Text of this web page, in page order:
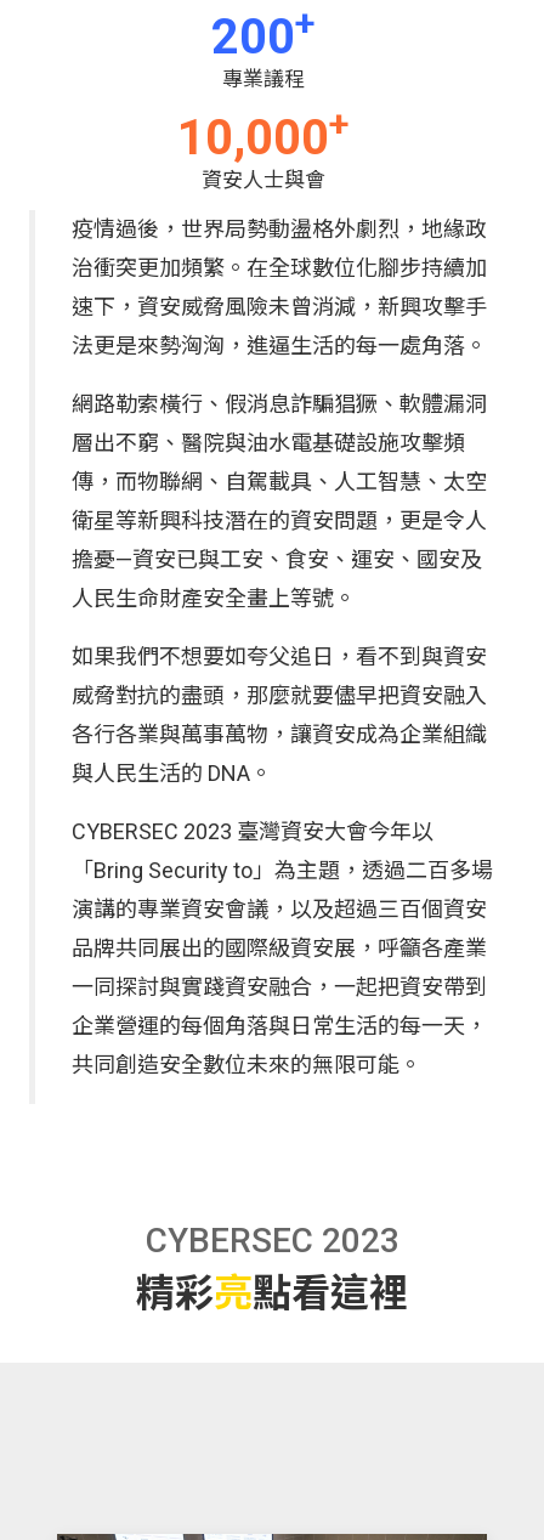
200+
專業議程
10,000+
資安人士與會
疫情過後，世界局勢動盪格外劇烈，地緣政
治衝突更加頻繁。在全球數位化腳步持續加
速下，資安威脅風險未曾消減，新興攻擊手
法更是來勢洶洶，進逼生活的每一處角落。
網路勒索橫行、假消息詐騙猖獗、軟體漏洞
層出不窮、醫院與油水電基礎設施攻擊頻
傳，而物聯網、自駕載具、人工智慧、太空
衛星等新興科技潛在的資安問題，更是令人
擔憂—資安已與工安、食安、運安、國安及
人民生命財產安全畫上等號。
如果我們不想要如夸父追日，看不到與資安
威脅對抗的盡頭，那麼就要儘早把資安融入
各行各業與萬事萬物，讓資安成為企業組織
與人民生活的 DNA。
CYBERSEC 2023 臺灣資安大會今年以
「Bring Security to」為主題，透過二百多場
演講的專業資安會議，以及超過三百個資安
品牌共同展出的國際級資安展，呼籲各產業
一同探討與實踐資安融合，一起把資安帶到
企業營運的每個角落與日常生活的每一天，
共同創造安全數位未來的無限可能。
CYBERSEC 2023
精彩亮點看這裡